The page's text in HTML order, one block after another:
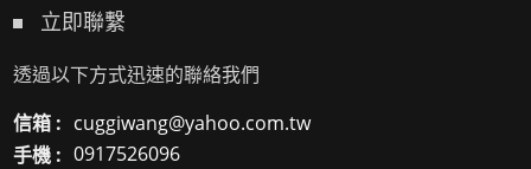
立即聯繫
透過以下方式迅速的聯絡我們
信箱 : cuggiwang@yahoo.com.tw
手機 : 0917526096